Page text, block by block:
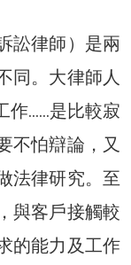
訟律師）是兩
同。大律師人
......是比較寂
不怕辯論，又
法律研究。至
與客戶接觸較
的能力及工作